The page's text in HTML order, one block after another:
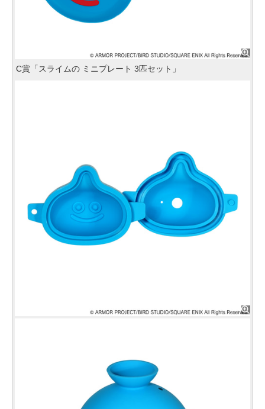
C賞「スライムの ミニプレート 3匹セット」